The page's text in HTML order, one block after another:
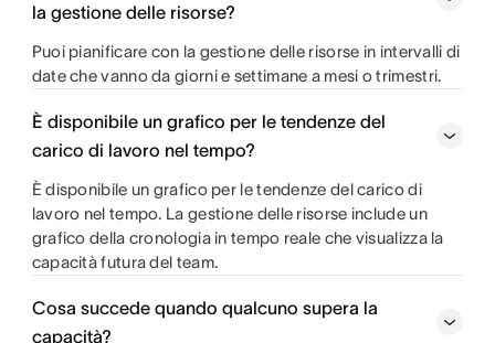
la gestione delle risorse?
Puoi pianificare con la gestione delle risorse in intervalli di
date che vanno da giorni e settimane a mesi o trimestri.
È disponibile un grafico per le tendenze del
carico di lavoro nel tempo?
È disponibile un grafico per le tendenze del carico di
lavoro nel tempo. La gestione delle risorse include un
grafico della cronologia in tempo reale che visualizza la
capacità futura del team.
Cosa succede quando qualcuno supera la
capacità?